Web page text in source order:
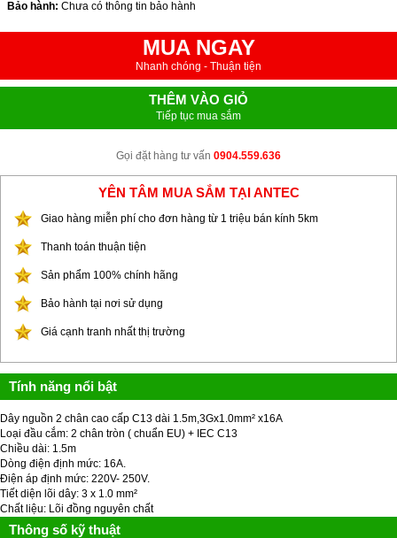
Bảo hành: Chưa có thông tin bảo hành
MUA NGAY
Nhanh chóng - Thuận tiện
THÊM VÀO GIỎ
Tiếp tục mua sắm
Gọi đặt hàng tư vấn 0904.559.636
YÊN TÂM MUA SẮM TẠI ANTEC
Giao hàng miễn phí cho đơn hàng từ 1 triệu bán kính 5km
Thanh toán thuận tiện
Sản phẩm 100% chính hãng
Bảo hành tại nơi sử dụng
Giá cạnh tranh nhất thị trường
Tính năng nổi bật
Dây nguồn 2 chân cao cấp C13 dài 1.5m,3Gx1.0mm² x16A
Loại đầu cắm: 2 chân tròn ( chuẩn EU) + IEC C13
Chiều dài: 1.5m
Dòng điện định mức: 16A.
Điện áp định mức: 220V- 250V.
Tiết diện lõi dây: 3 x 1.0 mm²
Chất liệu: Lõi đồng nguyên chất
Thông số kỹ thuật